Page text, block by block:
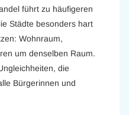
führt zu häufigeren
Städte besonders hart
Wohnraum,
um denselben Raum.
die
Bürgerinnen und